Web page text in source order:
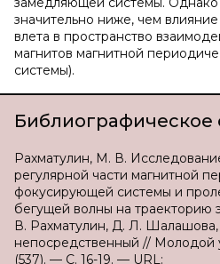
значительно ниже, чем
влета в пространство
магнитов магнитной
системы).
Библиографическое
Рахматулин, М. В.
регулярной части магнитной
фокусирующей системы и
бегущей волны на траекторию
В. Рахматулин, Д. Л.
непосредственный //
(537). — С. 16-19. — URL: